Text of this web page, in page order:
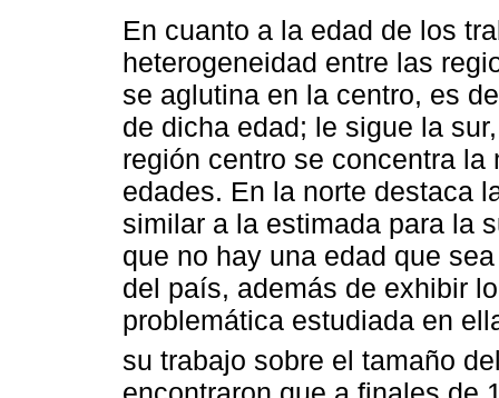
En cuanto a la edad de los
heterogeneidad entre las
se aglutina en la centro, es
de dicha edad; le sigue la
región centro se concentra
edades. En la norte destaca
similar a la estimada para la
que no hay una edad que
del país, además de exhibir
problemática estudiada en
su trabajo sobre el tamaño